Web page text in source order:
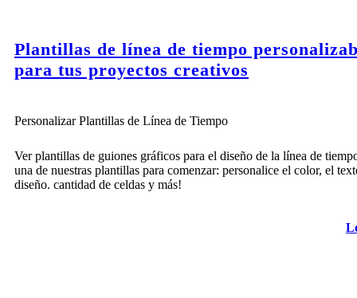
Plantillas de línea de tiempo
para tus proyectos creativos
Personalizar Plantillas de Línea de Tiempo
Ver plantillas de guiones gráficos para el diseño de la línea de
una de nuestras plantillas para comenzar: personalice el color, el
diseño. cantidad de celdas y más!